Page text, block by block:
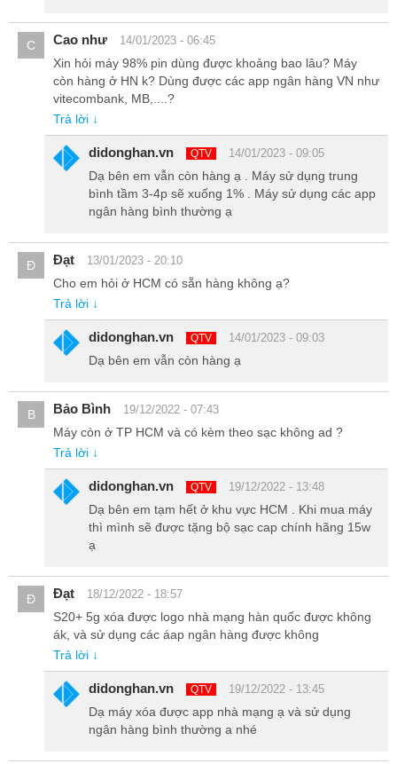
ảnh không thể làm khó được S20 Plus Hàn. Camera của máy còn
hỗ trợ chụp ảnh không kém gì các máy ảnh chuyên nghiệp với khả
năng chỉnh ISO, tốc độ màn chập, lấy nét bằng tay,…sẽ hỗ tối đa
việc chụp ảnh của người dùng.
Với chế độ Single Take, trong đó chỉ với 1 nút bấm và đâu đó 10
giây, chúng ta sẽ có 14 hình ảnh hoặc video với các chế độ xóa
dùng để up Facebook, Instagram hay Tiktok khá tiện.
Ngoài ra, cảm biến haptic không chỉ được kích hoạt khi gõ phím,
C Cao như 14/01/2023 - 06:45
Xin hỏi máy 98% pin dùng được khoảng bao lâu? Máy
còn hàng ở HN k? Dùng được các app ngân hàng VN như
vitecombank, MB,....?
Trả lời ↓
didonghan.vn QTV 14/01/2023 - 09:05
Dạ bên em vẫn còn hàng ạ . Máy sử dụng trung
bình tầm 3-4p sẽ xuống 1% . Máy sử dụng các app
ngân hàng bình thường ạ
Đ Đạt 13/01/2023 - 20:10
Cho em hỏi ở HCM có sẵn hàng không ạ?
Trả lời ↓
didonghan.vn QTV 14/01/2023 - 09:03
Dạ bên em vẫn còn hàng ạ
B Bảo Bình 19/12/2022 - 07:43
Máy còn ở TP HCM và có kèm theo sạc không ad ?
Trả lời ↓
didonghan.vn QTV 19/12/2022 - 13:48
Dạ bên em tạm hết ở khu vực HCM . Khi mua máy
thì mình sẽ được tặng bộ sạc cap chính hãng 15w
ạ
Đ Đạt 18/12/2022 - 18:57
S20+ 5g xóa được logo nhà mạng hàn quốc được không
ák, và sử dụng các áap ngân hàng được không
Trả lời ↓
didonghan.vn QTV 19/12/2022 - 13:45
Dạ máy xóa được app nhà mạng ạ và sử dụng
ngân hàng bình thường a nhé